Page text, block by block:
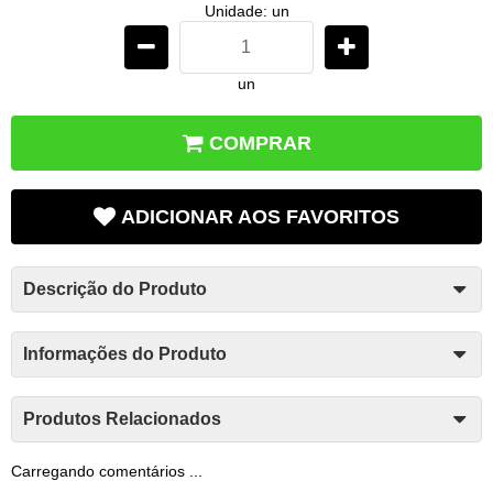
Unidade: un
un
COMPRAR
ADICIONAR AOS FAVORITOS
Descrição do Produto
Informações do Produto
Produtos Relacionados
Carregando comentários ...